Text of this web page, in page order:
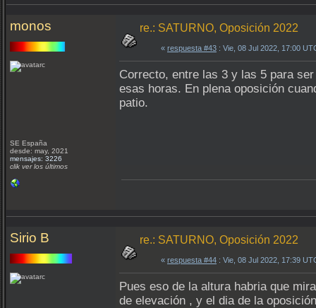
monos
SE España
desde: may, 2021
mensajes: 3226
clik ver los últimos
re.: SATURNO, Oposición 2022
« respuesta #43 : Vie, 08 Jul 2022, 17:00
Correcto, entre las 3 y las 5 para
esas horas. En plena oposición
patio.
Sirio B re.: SATURNO, Oposición 2022
« respuesta #44 : Vie, 08 Jul 2022, 17:39
Pues eso de la altura habria que
de elevación , y el dia de la